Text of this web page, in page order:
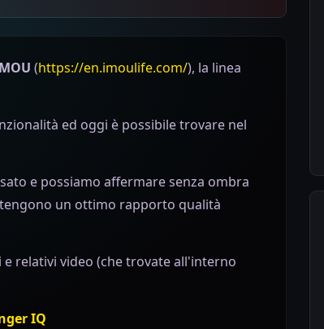
(https://en.imoulife.com/), la linea
ed oggi è possibile trovare nel
e possiamo affermare senza ombra
un ottimo rapporto qualità
relativi video (che trovate all'interno
IQ